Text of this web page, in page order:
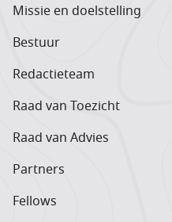
Missie en doelstelling
Bestuur
Redactieteam
Raad van Toezicht
Raad van Advies
Partners
Fellows